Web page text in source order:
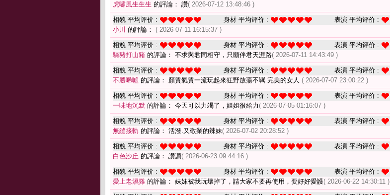
虎嘯風生生生 的評論： 讚( 2026-07-12 13:48:46 )
相貌 平均评价 : 身材 平均评价 : 表演 平均评价 :
小川 的評論： ( 2026-07-11 16:15:37 )
相貌 平均评价 : 身材 平均评价 : 表演 平均评价 :
騎豬打山豬 的評論： 不求與君同相守，只願伴君天涯路( 2026-07-11 14:43:49 )
相貌 平均评价 : 身材 平均评价 : 表演 平均评价 :
不勝唏噓 的評論： 顏質氣質一流玩起來狂野放蕩不羈 完美的女人 ( 2026-07-07 23:00:22 )
相貌 平均评价 : 身材 平均评价 : 表演 平均评价 :
一味地沉默 的評論： 今天可以力竭了，姐姐很給力 ( 2026-07-05 01:16:07 )
相貌 平均评价 : 身材 平均评价 : 表演 平均评价 :
無縫接軌 的評論： 活潑.又敬業的辣妹( 2026-07-02 20:28:52 )
相貌 平均评价 : 身材 平均评价 : 表演 平均评价 :
白色沙丘 的評論： 讚讚( 2026-06-23 09:44:16 )
相貌 平均评价 : 身材 平均评价 : 表演 平均评价 :
愛上老濕雞 的評論： 妹妹被我玩壞掉了，請大家不要再使用，要好好愛護( 2026-06-22 14:30:11 )